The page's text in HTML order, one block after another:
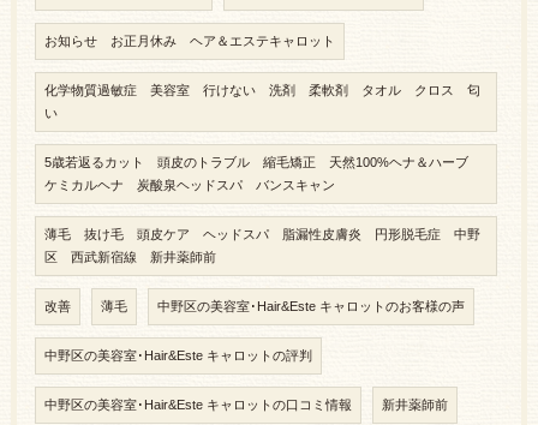
お知らせ お正月休み ヘア＆エステキャロット
化学物質過敏症 美容室 行けない 洗剤 柔軟剤 タオル クロス 匂
い
5歳若返るカット 頭皮のトラブル 縮毛矯正 天然100%ヘナ＆ハーブ
ケミカルヘナ 炭酸泉ヘッドスパ バンスキャン
薄毛 抜け毛 頭皮ケア ヘッドスパ 脂漏性皮膚炎 円形脱毛症 中野
区 西武新宿線 新井薬師前
改善 薄毛 中野区の美容室･Hair&Este キャロットのお客様の声
中野区の美容室･Hair&Este キャロットの評判
中野区の美容室･Hair&Este キャロットの口コミ情報 新井薬師前